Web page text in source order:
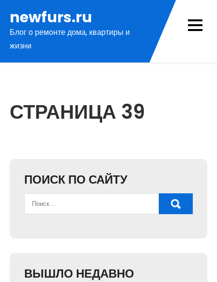
содержимому
newfurs.ru
Блог о ремонте дома, квартиры и
жизни
СТРАНИЦА 39
ПОИСК ПО САЙТУ
ВЫШЛО НЕДАВНО